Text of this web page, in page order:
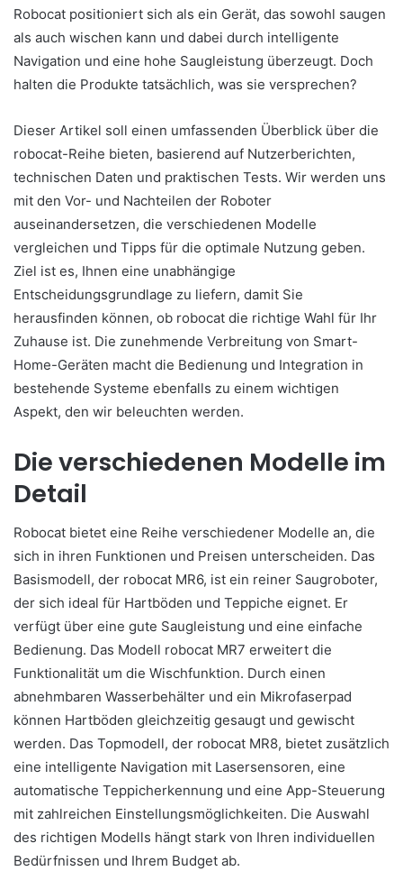
Robocat positioniert sich als ein Gerät, das sowohl saugen
als auch wischen kann und dabei durch intelligente
Navigation und eine hohe Saugleistung überzeugt. Doch
halten die Produkte tatsächlich, was sie versprechen?
Dieser Artikel soll einen umfassenden Überblick über die
robocat-Reihe bieten, basierend auf Nutzerberichten,
technischen Daten und praktischen Tests. Wir werden uns
mit den Vor- und Nachteilen der Roboter
auseinandersetzen, die verschiedenen Modelle
vergleichen und Tipps für die optimale Nutzung geben.
Ziel ist es, Ihnen eine unabhängige
Entscheidungsgrundlage zu liefern, damit Sie
herausfinden können, ob robocat die richtige Wahl für Ihr
Zuhause ist. Die zunehmende Verbreitung von Smart-
Home-Geräten macht die Bedienung und Integration in
bestehende Systeme ebenfalls zu einem wichtigen
Aspekt, den wir beleuchten werden.
Die verschiedenen Modelle im
Detail
Robocat bietet eine Reihe verschiedener Modelle an, die
sich in ihren Funktionen und Preisen unterscheiden. Das
Basismodell, der robocat MR6, ist ein reiner Saugroboter,
der sich ideal für Hartböden und Teppiche eignet. Er
verfügt über eine gute Saugleistung und eine einfache
Bedienung. Das Modell robocat MR7 erweitert die
Funktionalität um die Wischfunktion. Durch einen
abnehmbaren Wasserbehälter und ein Mikrofaserpad
können Hartböden gleichzeitig gesaugt und gewischt
werden. Das Topmodell, der robocat MR8, bietet zusätzlich
eine intelligente Navigation mit Lasersensoren, eine
automatische Teppicherkennung und eine App-Steuerung
mit zahlreichen Einstellungsmöglichkeiten. Die Auswahl
des richtigen Modells hängt stark von Ihren individuellen
Bedürfnissen und Ihrem Budget ab.